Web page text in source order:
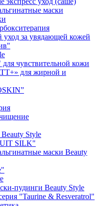
маски
за увядающей кожей
чувствительной кожи
для жирной и
Style
SILK"
маски Beauty
пудинги Beauty Style
"Taurine & Resveratrol"